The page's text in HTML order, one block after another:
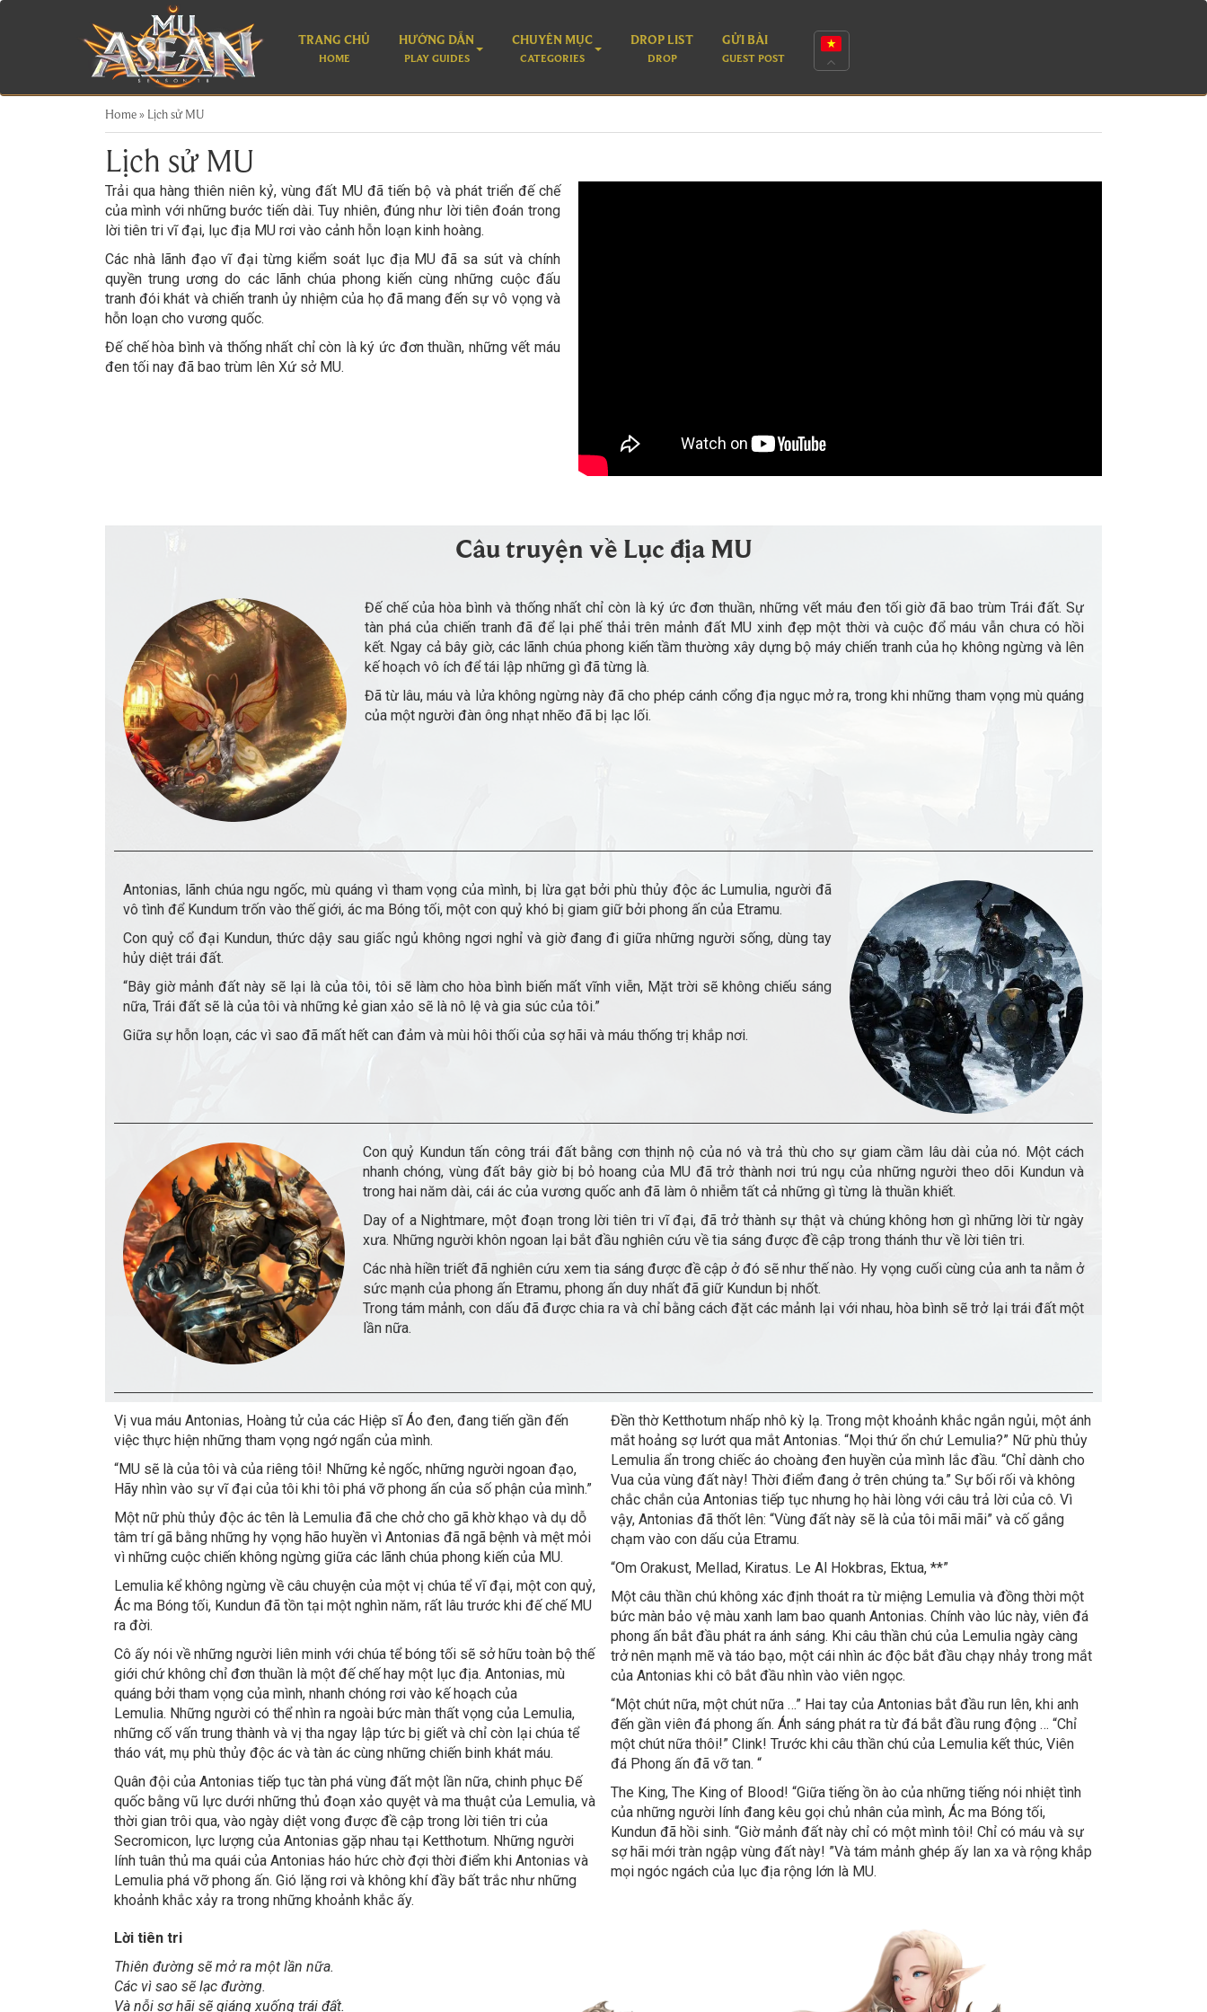
TRANG CHỦ
HOME
HƯỚNG DẪN
PLAY GUIDES
CHUYÊN MỤC
CATEGORIES
DROP LIST
DROP
GỬI BÀI
GUEST POST
Home» Lịch sử MU
Lịch sử MU
Trải qua hàng thiên niên kỷ, vùng đất MU đã tiến bộ và phát triển đế chế
của mình với những bước tiến dài. Tuy nhiên, đúng như lời tiên đoán trong
lời tiên tri vĩ đại, lục địa MU rơi vào cảnh hỗn loạn kinh hoàng.
Các nhà lãnh đạo vĩ đại từng kiểm soát lục địa MU đã sa sút và chính
quyền trung ương do các lãnh chúa phong kiến ​​cùng những cuộc đấu
tranh đói khát và chiến tranh ủy nhiệm của họ đã mang đến sự vô vọng và
hỗn loạn cho vương quốc.
Đế chế hòa bình và thống nhất chỉ còn là ký ức đơn thuần, những vết máu
đen tối nay đã bao trùm lên Xứ sở MU.
Câu truyện về Lục địa MU
Đế chế của hòa bình và thống nhất chỉ còn là ký ức đơn thuần, những vết máu đen tối giờ đã bao trùm Trái đất. Sự
tàn phá của chiến tranh đã để lại phế thải trên mảnh đất MU xinh đẹp một thời và cuộc đổ máu vẫn chưa có hồi
kết. Ngay cả bây giờ, các lãnh chúa phong kiến ​​tầm thường xây dựng bộ máy chiến tranh của họ không ngừng và lên
kế hoạch vô ích để tái lập những gì đã từng là.
Đã từ lâu, máu và lửa không ngừng này đã cho phép cánh cổng địa ngục mở ra, trong khi những tham vọng mù quáng
của một người đàn ông nhạt nhẽo đã bị lạc lối.
Antonias, lãnh chúa ngu ngốc, mù quáng vì tham vọng của mình, bị lừa gạt bởi phù thủy độc ác Lumulia, người đã
vô tình để Kundum trốn vào thế giới, ác ma Bóng tối, một con quỷ khó bị giam giữ bởi phong ấn của Etramu.
Con quỷ cổ đại Kundun, thức dậy sau giấc ngủ không ngơi nghỉ và giờ đang đi giữa những người sống, dùng tay
hủy diệt trái đất.
“Bây giờ mảnh đất này sẽ lại là của tôi, tôi sẽ làm cho hòa bình biến mất vĩnh viễn, Mặt trời sẽ không chiếu sáng
nữa, Trái đất sẽ là của tôi và những kẻ gian xảo sẽ là nô lệ và gia súc của tôi.”
Giữa sự hỗn loạn, các vì sao đã mất hết can đảm và mùi hôi thối của sợ hãi và máu thống trị khắp nơi.
Con quỷ Kundun tấn công trái đất bằng cơn thịnh nộ của nó và trả thù cho sự giam cầm lâu dài của nó. Một cách
nhanh chóng, vùng đất bây giờ bị bỏ hoang của MU đã trở thành nơi trú ngụ của những người theo dõi Kundun và
trong hai năm dài, cái ác của vương quốc anh đã làm ô nhiễm tất cả những gì từng là thuần khiết.
Day of a Nightmare, một đoạn trong lời tiên tri vĩ đại, đã trở thành sự thật và chúng không hơn gì những lời từ ngày
xưa. Những người khôn ngoan lại bắt đầu nghiên cứu về tia sáng được đề cập trong thánh thư về lời tiên tri.
Các nhà hiền triết đã nghiên cứu xem tia sáng được đề cập ở đó sẽ như thế nào. Hy vọng cuối cùng của anh ta nằm ở
sức mạnh của phong ấn Etramu, phong ấn duy nhất đã giữ Kundun bị nhốt.
Trong tám mảnh, con dấu đã được chia ra và chỉ bằng cách đặt các mảnh lại với nhau, hòa bình sẽ trở lại trái đất một
lần nữa.
Vị vua máu Antonias, Hoàng tử của các Hiệp sĩ Áo đen, đang tiến gần đến
việc thực hiện những tham vọng ngớ ngẩn của mình.
“MU sẽ là của tôi và của riêng tôi! Những kẻ ngốc, những người ngoan đạo,
Hãy nhìn vào sự vĩ đại của tôi khi tôi phá vỡ phong ấn của số phận của mình.”
Một nữ phù thủy độc ác tên là Lemulia đã che chở cho gã khờ khạo và dụ dỗ
tâm trí gã bằng những hy vọng hão huyền vì Antonias đã ngã bệnh và mệt mỏi
vì những cuộc chiến không ngừng giữa các lãnh chúa phong kiến ​​của MU.
Lemulia kể không ngừng về câu chuyện của một vị chúa tể vĩ đại, một con quỷ,
Ác ma Bóng tối, Kundun đã tồn tại một nghìn năm, rất lâu trước khi đế chế MU
ra đời.
Cô ấy nói về những người liên minh với chúa tể bóng tối sẽ sở hữu toàn bộ thế
giới chứ không chỉ đơn thuần là một đế chế hay một lục địa. Antonias, mù
quáng bởi tham vọng của mình, nhanh chóng rơi vào kế hoạch của
Lemulia. Những người có thể nhìn ra ngoài bức màn thất vọng của Lemulia,
những cố vấn trung thành và vị tha ngay lập tức bị giết và chỉ còn lại chúa tể
tháo vát, mụ phù thủy độc ác và tàn ác cùng những chiến binh khát máu.
Quân đội của Antonias tiếp tục tàn phá vùng đất một lần nữa, chinh phục Đế
quốc bằng vũ lực dưới những thủ đoạn xảo quyệt và ma thuật của Lemulia, và
thời gian trôi qua, vào ngày diệt vong được đề cập trong lời tiên tri của
Secromicon, lực lượng của Antonias gặp nhau tại Ketthotum. Những người
lính tuân thủ ma quái của Antonias háo hức chờ đợi thời điểm khi Antonias và
Lemulia phá vỡ phong ấn. Gió lặng rơi và không khí đầy bất trắc như những
khoảnh khắc xảy ra trong những khoảnh khắc ấy.
Đền thờ Ketthotum nhấp nhô kỳ lạ. Trong một khoảnh khắc ngắn ngủi, một ánh
mắt hoảng sợ lướt qua mắt Antonias. “Mọi thứ ổn chứ Lemulia?” Nữ phù thủy
Lemulia ẩn trong chiếc áo choàng đen huyền của mình lắc đầu. “Chỉ dành cho
Vua của vùng đất này! Thời điểm đang ở trên chúng ta.” Sự bối rối và không
chắc chắn của Antonias tiếp tục nhưng họ hài lòng với câu trả lời của cô. Vì
vậy, Antonias đã thốt lên: “Vùng đất này sẽ là của tôi mãi mãi” và cố gắng
chạm vào con dấu của Etramu.
“Om Orakust, Mellad, Kiratus. Le Al Hokbras, Ektua, **”
Một câu thần chú không xác định thoát ra từ miệng Lemulia và đồng thời một
bức màn bảo vệ màu xanh lam bao quanh Antonias. Chính vào lúc này, viên đá
phong ấn bắt đầu phát ra ánh sáng. Khi câu thần chú của Lemulia ngày càng
trở nên mạnh mẽ và táo bạo, một cái nhìn ác độc bắt đầu chạy nhảy trong mắt
của Antonias khi cô bắt đầu nhìn vào viên ngọc.
“Một chút nữa, một chút nữa …” Hai tay của Antonias bắt đầu run lên, khi anh
đến gần viên đá phong ấn. Ánh sáng phát ra từ đá bắt đầu rung động … “Chỉ
một chút nữa thôi!” Clink! Trước khi câu thần chú của Lemulia kết thúc, Viên
đá Phong ấn đã vỡ tan. “
The King, The King of Blood! “Giữa tiếng ồn ào của những tiếng nói nhiệt tình
của những người lính đang kêu gọi chủ nhân của mình, Ác ma Bóng tối,
Kundun đã hồi sinh. “Giờ mảnh đất này chỉ có một mình tôi! Chỉ có máu và sự
sợ hãi mới tràn ngập vùng đất này! ”Và tám mảnh ghép ấy lan xa và rộng khắp
mọi ngóc ngách của lục địa rộng lớn là MU.
Lời tiên tri
Thiên đường sẽ mở ra một lần nữa.
Các vì sao sẽ lạc đường.
Và nỗi sợ hãi sẽ giáng xuống trái đất.